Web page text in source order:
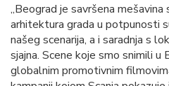
„Beograd je savršena
arhitektura grada u potpunosti
našeg scenarija, a i saradnja s
sjajna. Scene koje smo snimili u
globalnim promotivnim